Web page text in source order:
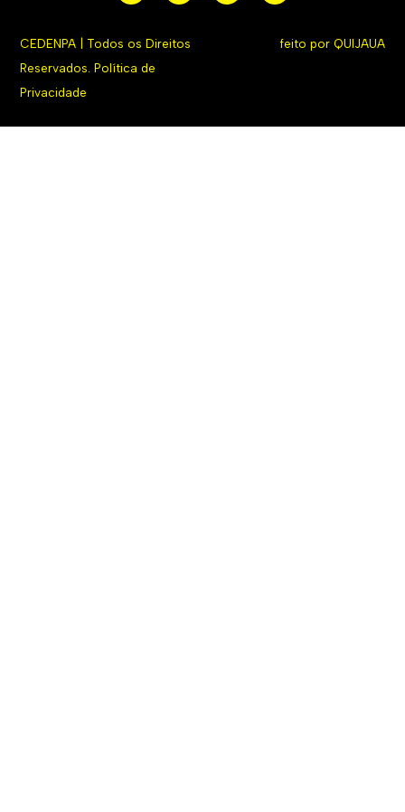
CEDENPA | Todos os Direitos
Reservados.Política de
Privacidade
feito por QUIJAUA